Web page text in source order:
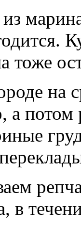
тоже
на
а
в